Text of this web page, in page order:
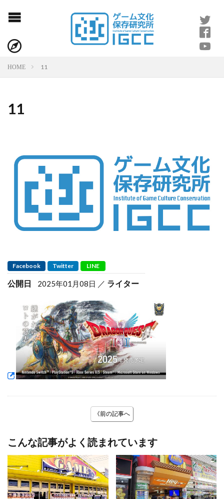
HOME 11
11
Facebook Twitter LINE
公開日 2025年01月08日 ライター
《前の記事へ
こんな記事がよく読まれています